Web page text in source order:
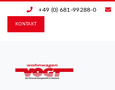
+49 (0) 681-99288-0
KONTAKT